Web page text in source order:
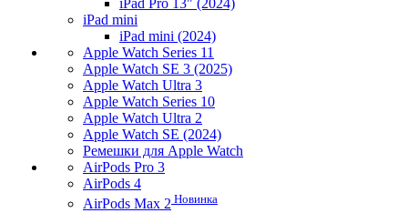
iPad Pro 13" (2024)
iPad mini
iPad mini (2024)
Apple Watch Series 11
Apple Watch SE 3 (2025)
Apple Watch Ultra 3
Apple Watch Series 10
Apple Watch Ultra 2
Apple Watch SE (2024)
Ремешки для Apple Watch
AirPods Pro 3
AirPods 4
AirPods Max 2 Новинка